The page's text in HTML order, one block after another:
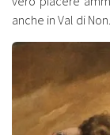
anche in Val di Non.